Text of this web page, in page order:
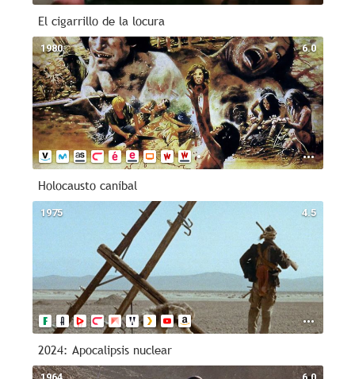
El cigarrillo de la locura
6.0
1980
Holocausto caníbal
4.5
1975
2024: Apocalipsis nuclear